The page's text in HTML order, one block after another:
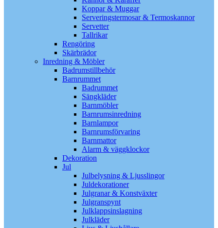
Koppar & Muggar
Serveringstermosar & Termoskannor
Servetter
Tallrikar
Rengöring
Skärbrädor
Inredning & Möbler
Badrumstillbehör
Barnrummet
Badrummet
Sängkläder
Barnmöbler
Barnrumsinredning
Barnlampor
Barnrumsförvaring
Barnmattor
Alarm & väggklockor
Dekoration
Jul
Julbelysning & Ljusslingor
Juldekorationer
Julgranar & Konstväxter
Julgranspynt
Julklappsinslagning
Julkläder